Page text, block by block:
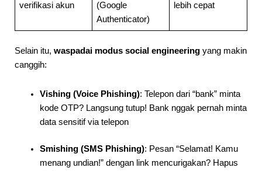
verifikasi akun
(Google
Authenticator)
lebih cepat
Selain itu, waspadai modus social engineeringyang makin
canggih:
Vishing (Voice Phishing): Telepon dari “bank” minta
kode OTP? Langsung tutup! Bank nggak pernah minta
data sensitif via telepon
Smishing (SMS Phishing): Pesan “Selamat! Kamu
menang undian!” dengan link mencurigakan? Hapus